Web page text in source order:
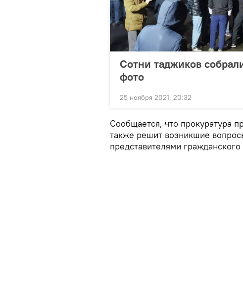
Сотни таджиков
фото
25 ноября 2021, 20:32
Сообщается, что прокуратура
также решит возникшие
представителями